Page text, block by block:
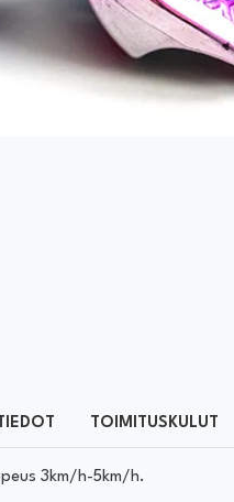
TOIMITUSKULUT
3km/h-5km/h.